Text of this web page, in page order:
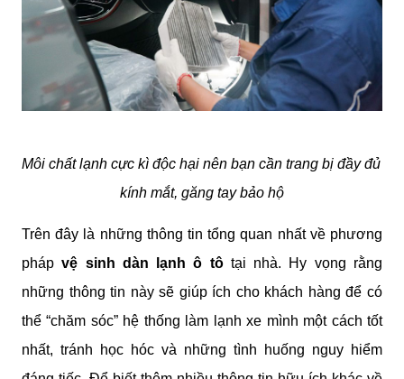
Môi chất lạnh cực kì độc hại nên bạn cần trang bị đầy đủ
kính mắt, găng tay bảo hộ
Trên đây là những thông tin tổng quan nhất về phương
pháp vệ sinh dàn lạnh ô tô tại nhà. Hy vọng rằng
những thông tin này sẽ giúp ích cho khách hàng để có
thể “chăm sóc” hệ thống làm lạnh xe mình một cách tốt
nhất, tránh học hóc và những tình huống nguy hiểm